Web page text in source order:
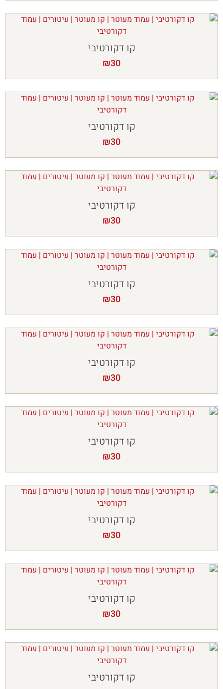
קו דקורטיבי
₪30
קו דקורטיבי
₪30
קו דקורטיבי
₪30
קו דקורטיבי
₪30
קו דקורטיבי
₪30
קו דקורטיבי
₪30
קו דקורטיבי
₪30
קו דקורטיבי
₪30
קו דקורטיבי